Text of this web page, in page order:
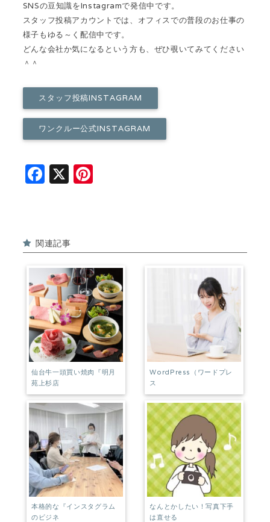
SNSの豆知識をInstagramで発信中です。
スタッフ投稿アカウントでは、オフィスでの普段のお仕事の
様子もゆる～く配信中です。
どんな会社か気になるという方も、ぜひ覗いてみてください
＾＾
スタッフ投稿INSTAGRAM
ワンクルー公式INSTAGRAM
F
b
o
o
k
X Pi
r
e
st
関連記事
仙台牛一頭買い焼肉『明月
苑上杉店
WordPress（ワードプレ
ス
本格的な『インスタグラム
のビジネ
なんとかしたい！写真下手
は直せる